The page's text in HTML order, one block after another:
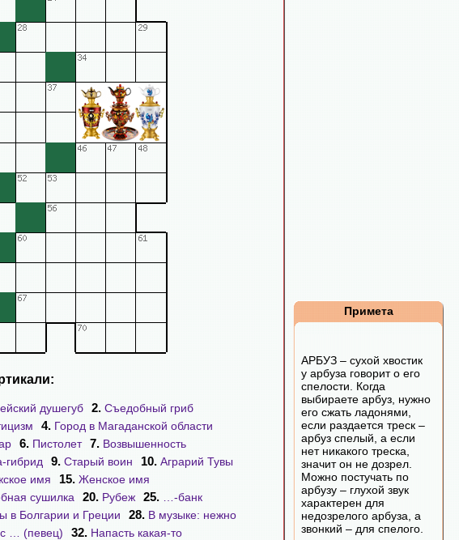
душегуб 2. Съедобный гриб
4. Город в Магаданской области
6. Пистолет 7. Возвышенность
гибрид 9. Старый воин 10. Аграрий Тувы
имя 15. Женское имя
сушилка 20. Рубеж 25. …-банк
в Болгарии и Греции 28. В музыке: нежно
… (певец) 32. Напасть какая-то
Примета
АРБУЗ – сухой хвостик
у арбуза говорит о его
спелости. Когда
выбираете арбуз, нужно
его сжать ладонями,
если раздается треск –
арбуз спелый, а если
нет никакого треска,
значит он не дозрел.
Можно постучать по
арбузу – глухой звук
характерен для
недозрелого арбуза, а
звонкий – для спелого.